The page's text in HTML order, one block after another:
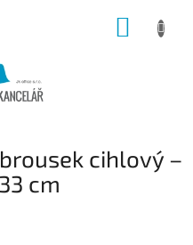
cihlový –
cm